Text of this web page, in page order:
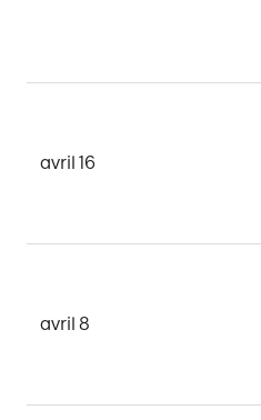
avril 16
avril 8